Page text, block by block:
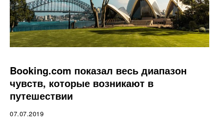
Booking.com показал весь диапазон
чувств, которые возникают в
путешествии
07.07.2019